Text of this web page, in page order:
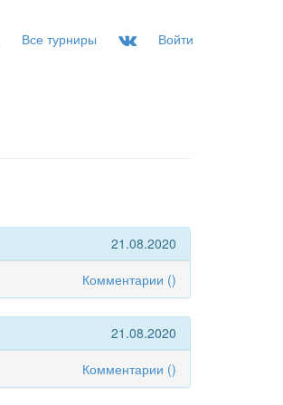
Все турниры Войти
21.08.2020
Комментарии ()
21.08.2020
Комментарии ()